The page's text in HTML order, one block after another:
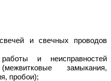
и свечных проводов
и неисправностей
замыкания,
пробои);